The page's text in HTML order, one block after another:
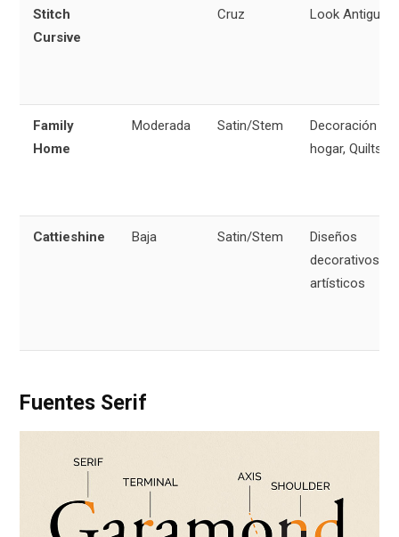
Stitch
Cursive
Cruz
Look Antiguo
Family
Home
Moderada Satin/Stem
Decoración del
hogar, Quilts
Cattieshine Baja Satin/Stem
Diseños
decorativos y
artísticos
Fuentes Serif